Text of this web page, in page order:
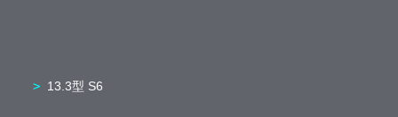
13.3型 S6